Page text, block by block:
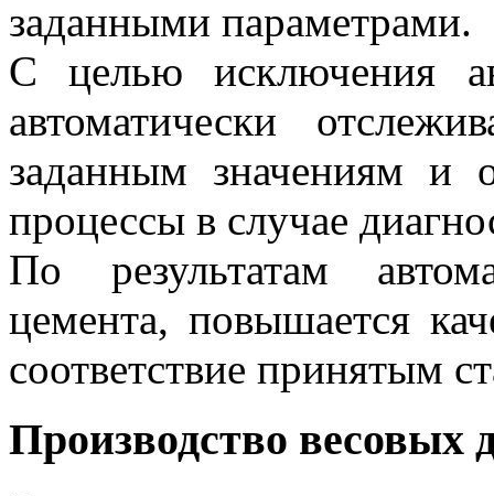
заданными параметрами.
С целью исключения
автоматически
заданным значениям и
процессы в случае
По результатам
цемента, повышается
соответствие принятым
Производство весовых